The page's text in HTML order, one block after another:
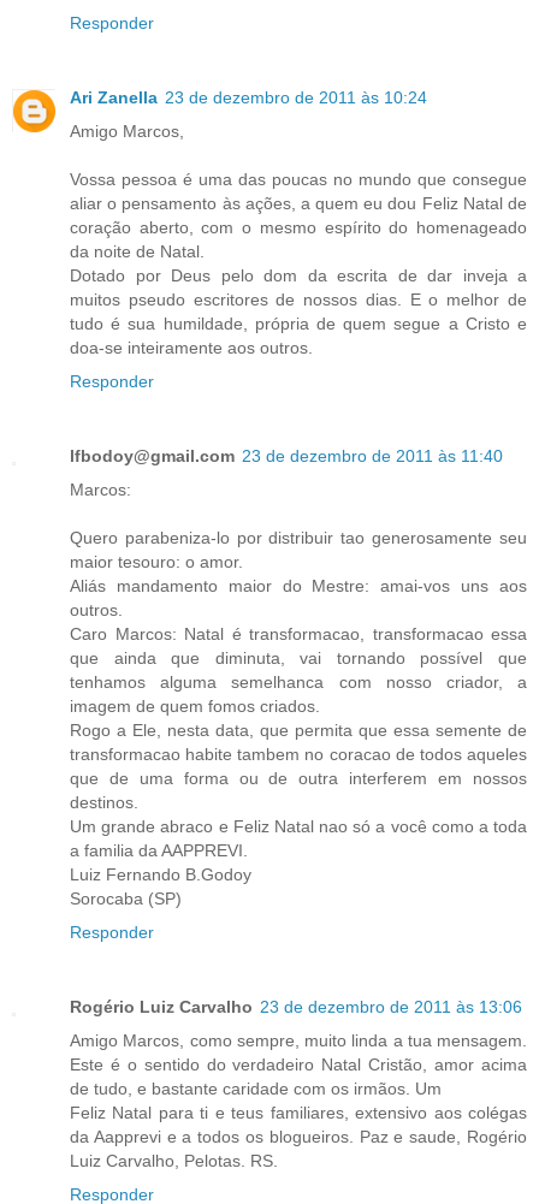
Responder
Ari Zanella 23 de dezembro de 2011 às 10:24
Amigo Marcos,
Vossa pessoa é uma das poucas no mundo que consegue
aliar o pensamento às ações, a quem eu dou Feliz Natal de
coração aberto, com o mesmo espírito do homenageado
da noite de Natal.
Dotado por Deus pelo dom da escrita de dar inveja a
muitos pseudo escritores de nossos dias. E o melhor de
tudo é sua humildade, própria de quem segue a Cristo e
doa-se inteiramente aos outros.
Responder
lfbodoy@gmail.com 23 de dezembro de 2011 às 11:40
Marcos:
Quero parabeniza-lo por distribuir tao generosamente seu
maior tesouro: o amor.
Aliás mandamento maior do Mestre: amai-vos uns aos
outros.
Caro Marcos: Natal é transformacao, transformacao essa
que ainda que diminuta, vai tornando possível que
tenhamos alguma semelhanca com nosso criador, a
imagem de quem fomos criados.
Rogo a Ele, nesta data, que permita que essa semente de
transformacao habite tambem no coracao de todos aqueles
que de uma forma ou de outra interferem em nossos
destinos.
Um grande abraco e Feliz Natal nao só a você como a toda
a familia da AAPPREVI.
Luiz Fernando B.Godoy
Sorocaba (SP)
Responder
Rogério Luiz Carvalho 23 de dezembro de 2011 às 13:06
Amigo Marcos, como sempre, muito linda a tua mensagem.
Este é o sentido do verdadeiro Natal Cristão, amor acima
de tudo, e bastante caridade com os irmãos. Um
Feliz Natal para ti e teus familiares, extensivo aos colégas
da Aapprevi e a todos os blogueiros. Paz e saude, Rogério
Luiz Carvalho, Pelotas. RS.
Responder